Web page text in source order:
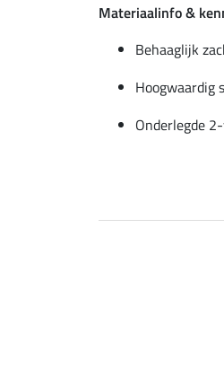
Materiaalinfo &
Behaaglijk
Hoogwaardig
Onderlegde